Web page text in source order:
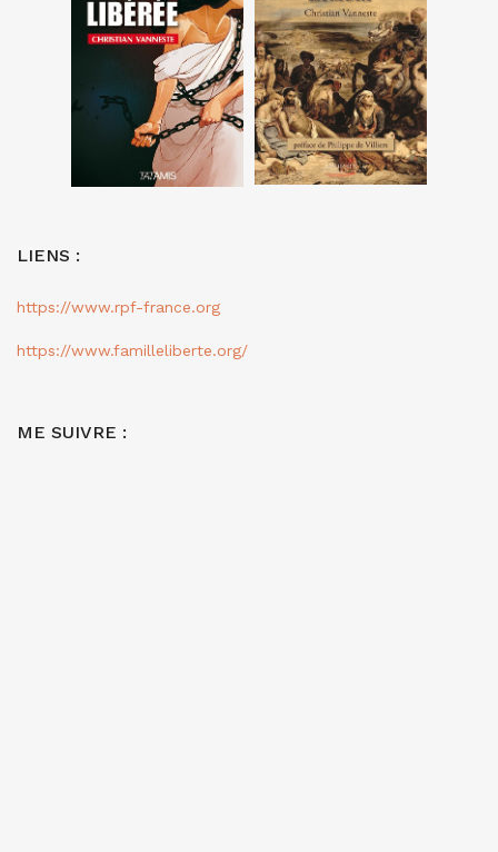
LIENS :
https://www.rpf-france.org
https://www.familleliberte.org/
ME SUIVRE :